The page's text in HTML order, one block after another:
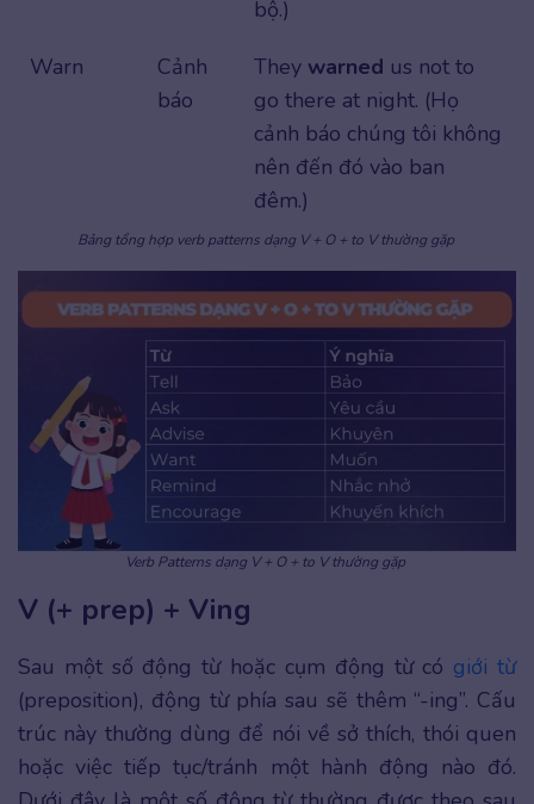
bộ.)
Warn
Cảnh
báo
They warned us not to
go there at night. (Họ
cảnh báo chúng tôi không
nên đến đó vào ban
đêm.)
Bảng tổng hợp verb patterns dạng V + O + to V thường gặp
Verb Patterns dạng V + O + to V thường gặp
V (+ prep) + Ving
Sau một số động từ hoặc cụm động từ có giới từ
(preposition), động từ phía sau sẽ thêm “-ing”. Cấu
trúc này thường dùng để nói về sở thích, thói quen
hoặc việc tiếp tục/tránh một hành động nào đó.